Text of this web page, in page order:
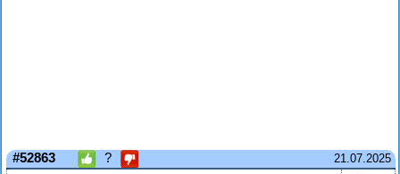
21.07.2025
#52863 ?